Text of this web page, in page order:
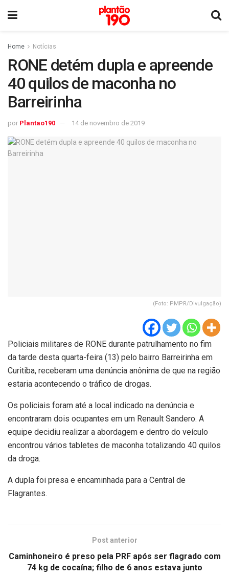
Home Notícias
RONE detém dupla e apreende
40 quilos de maconha no
Barreirinha
por Plantao190 14 de novembro de 2019
(Foto: PMPR/Divulgação)
Policiais militares de RONE durante patrulhamento no fim
da tarde desta quarta-feira (13) pelo bairro Barreirinha em
Curitiba, receberam uma denúncia anônima de que na região
estaria acontecendo o tráfico de drogas.
Os policiais foram até a local indicado na denúncia e
encontraram dois ocupantes em um Renault Sandero. A
equipe decidiu realizar a abordagem e dentro do veículo
encontrou vários tabletes de maconha totalizando 40 quilos
da droga.
A dupla foi presa e encaminhada para a Central de
Flagrantes.
Post anterior
Caminhoneiro é preso pela PRF após ser flagrado com
74 kg de cocaína; filho de 6 anos estava junto